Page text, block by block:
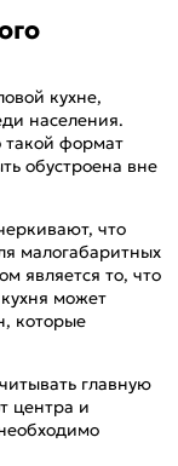
кухне,
населения.
такой формат
обустроена вне
что
малогабаритных
является то, что
может
которые
главную
центра и